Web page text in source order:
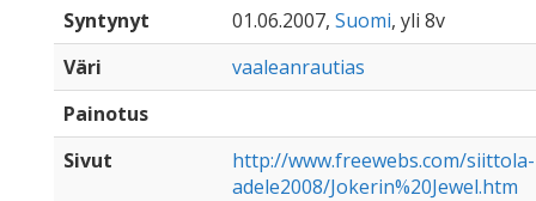
Syntynyt
01.06.2007, Suomi, yli 8v
Väri
vaaleanrautias
Painotus
Sivut
http://www.freewebs.com/siittola-
adele2008/Jokerin%20Jewel.htm